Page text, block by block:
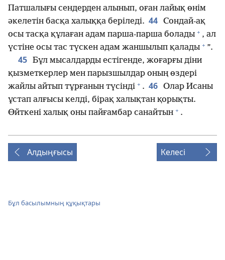
Патшалығы сендерден алынып, оған лайық өнім
әкелетін басқа халыққа беріледі. 44 Сондай-ақ
осы тасқа құлаған адам парша-парша болады + , ал
үстіне осы тас түскен адам жаншылып қалады + ”.
45 Бұл мысалдарды естігенде, жоғарғы діни
қызметкерлер мен парызшылдар оның өздері
жайлы айтып тұрғанын түсінді + . 46 Олар Исаны
ұстап алғысы келді, бірақ халықтан қорықты.
Өйткені халық оны пайғамбар санайтын + .
Алдыңғысы Келесі
Бұл басылымның құқықтары